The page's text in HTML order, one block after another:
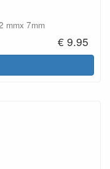
mmx 7mm
€ 9.95